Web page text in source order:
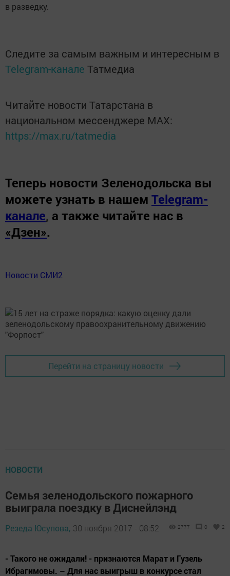
в разведку.
Следите за самым важным и интересным в
Telegram-канале Татмедиа
Читайте новости Татарстана в
национальном мессенджере MАХ:
https://max.ru/tatmedia
Теперь новости Зеленодольска вы
можете узнать в нашем Telegram-
канале, а также читайте нас в
«Дзен».
Новости СМИ2
Перейти на страницу новости
НОВОСТИ
Семья зеленодольского пожарного
выиграла поездку в Диснейлэнд
Резеда Юсупова, 30 ноября 2017 - 08:52 2777 0 2
- Такого не ожидали! - признаются Марат и Гузель
Ибрагимовы. – Для нас выигрыш в конкурсе стал